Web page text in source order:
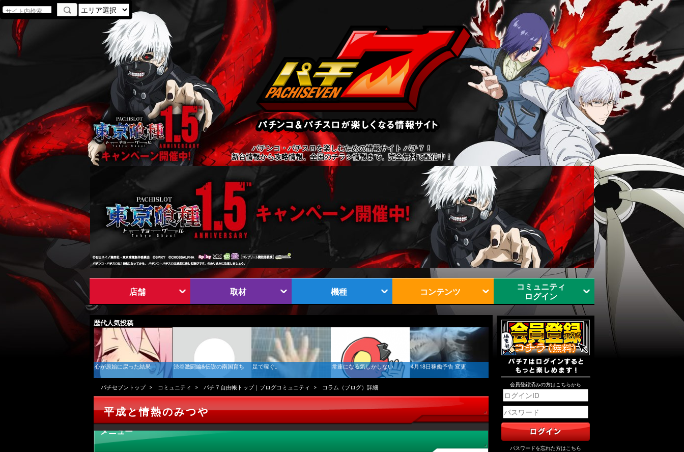
パチンコ・パチスロを楽しむための情報サイト パチ７！
新台情報から攻略情報、全国のチラシ情報まで、完全無料で配信中！
店舗 取材 機種 コンテンツ
コミュニティ
ログイン
歴代人気投稿
心が原始に戻った結果 渋谷激闘編&伝説の南国育ち 足で稼ぐ。 常連になる気しかしない 4月18日稼働予告 変更
パチセブントップ コミュニティ パチ７自由帳トップ｜ブログコミュニティ コラム（ブログ）詳細
平成と情熱のみつや
メニュー
会員登録済みの方はこちらから
パスワードを忘れた方はこちら